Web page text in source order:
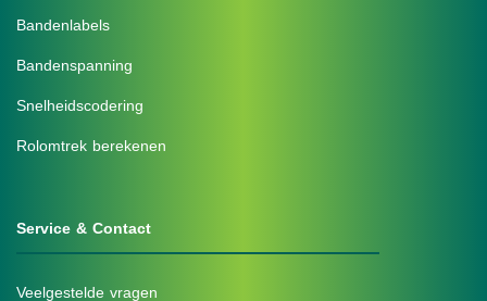
Bandenlabels
Bandenspanning
Snelheidscodering
Rolomtrek berekenen
Service & Contact
Veelgestelde vragen